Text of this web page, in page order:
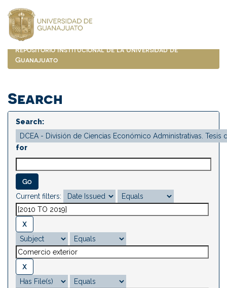
navigation
Repositorio Institucional de la Universidad de
Guanajuato
Search
Search:
for
Current filters: